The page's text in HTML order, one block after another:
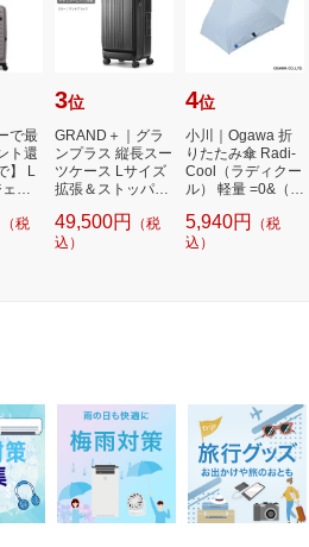
で最
ト還
】 L
ー
（税
3位
GRAND＋｜グラ
ンプラス 縦長スー
ツケース Lサイズ
拡張＆ストッパー
荷...
49,500円
（税
込）
4位
小川｜Ogawa 折
りたたみ傘 Radi-
Cool（ラディクー
ル） 軽量 =0&（ゼ
ク...
5,940円
（税
込）